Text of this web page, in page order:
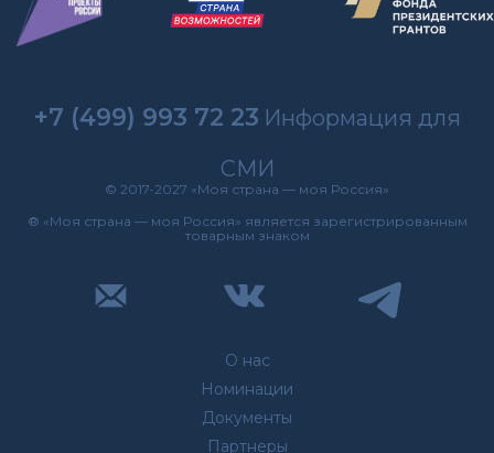
О нас
Номинации
Документы
Партнеры
+7 (499) 993 72 23 Информация для
СМИ
© 2017-2027 «Моя страна — моя Россия»
® «Моя страна — моя Россия» является зарегистрированным
товарным знаком